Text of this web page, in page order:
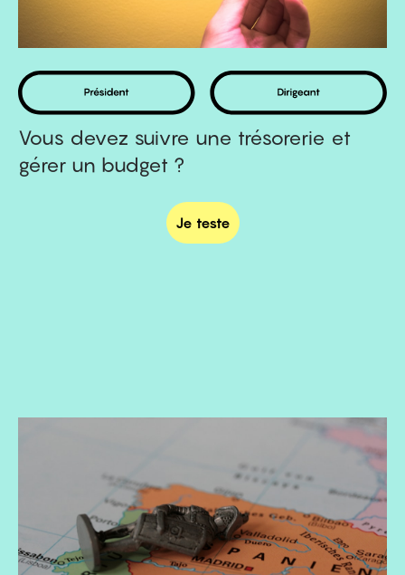
Vous devez suivre une trésorerie et
gérer un budget ?
Je teste